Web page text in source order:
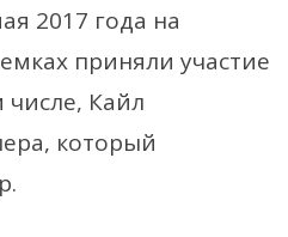
2017 года на
приняли участие
числе, Кайл
который